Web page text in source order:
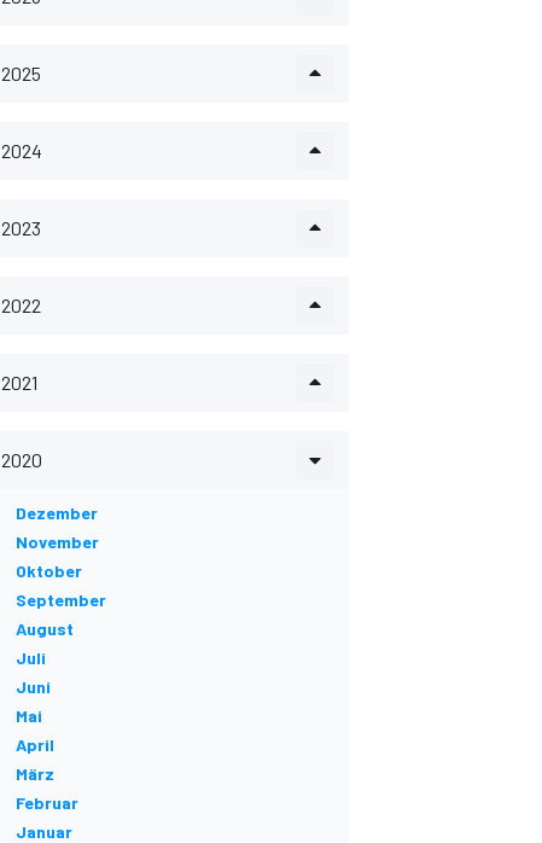
2025
2024
2023
2022
2021
2020
Dezember
November
Oktober
September
August
Juli
Juni
Mai
April
März
Februar
Januar